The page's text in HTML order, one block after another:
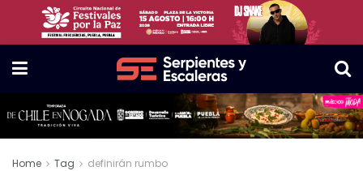
Home Tag definirán rumbo